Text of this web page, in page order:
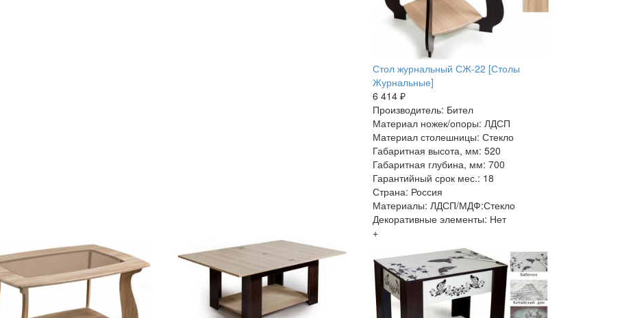
Стол журнальный СЖ-22 [Столы
Журнальные]
6 414 ₽
Производитель: Бител
Материал ножек/опоры: ЛДСП
Материал столешницы: Стекло
Габаритная высота, мм: 520
Габаритная глубина, мм: 700
Гарантийный срок мес.: 18
Страна: Россия
Материалы: ЛДСП/МДФ:Стекло
Декоративные элементы: Нет
+